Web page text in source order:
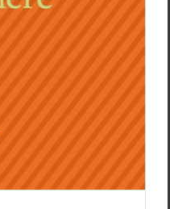
DEVATINE
& Chroniques